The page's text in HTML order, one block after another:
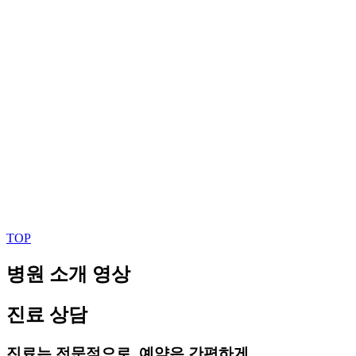
TOP
병원 소개 영상
진료 상담